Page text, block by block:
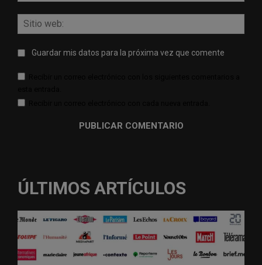
Guardar mis datos para la próxima vez que comente
ÚLTIMOS ARTÍCULOS